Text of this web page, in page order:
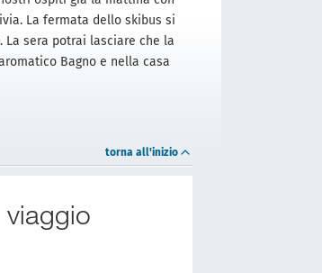
La fermata dello skibus si
sera potrai lasciare che la
Bagno e nella casa
torna all'inizio
viaggio